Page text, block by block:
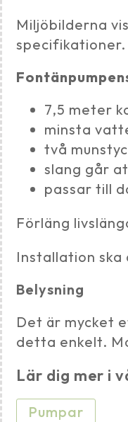
Miljöbilderna
specifikationer.
7,5 meter
minsta
två
slang går
passar till
Förläng
Installation
Belysning
Det är mycket
detta enkelt.
Lär dig mer i
Pumpar